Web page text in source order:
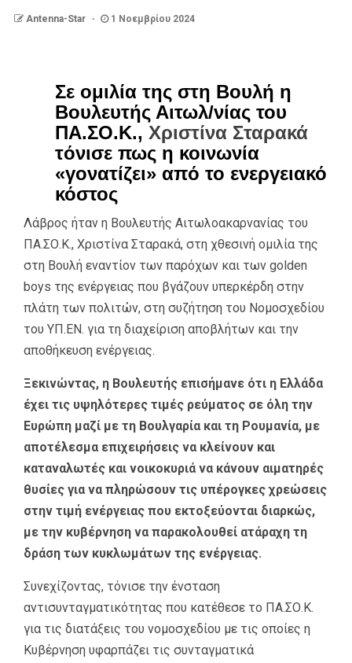
Antenna-Star 1 Νοεμβρίου 2024
Σε ομιλία της στη Βουλή η
Βουλευτής Αιτωλ/νίας του
ΠΑ.ΣΟ.Κ., Χριστίνα Σταρακά
τόνισε πως η κοινωνία
«γονατίζει» από το ενεργειακό
κόστος
Λάβρος ήταν η Βουλευτής Αιτωλοακαρνανίας του
ΠΑ.ΣΟ.Κ., Χριστίνα Σταρακά, στη χθεσινή ομιλία της
στη Βουλή εναντίον των παρόχων και των golden
boys της ενέργειας που βγάζουν υπερκέρδη στην
πλάτη των πολιτών, στη συζήτηση του Νομοσχεδίου
του YΠ.ΕΝ. για τη διαχείριση αποβλήτων και την
αποθήκευση ενέργειας.
Ξεκινώντας, η Βουλευτής επισήμανε ότι η Ελλάδα
έχει τις υψηλότερες τιμές ρεύματος σε όλη την
Ευρώπη μαζί με τη Βουλγαρία και τη Ρουμανία, με
αποτέλεσμα επιχειρήσεις να κλείνουν και
καταναλωτές και νοικοκυριά να κάνουν αιματηρές
θυσίες για να πληρώσουν τις υπέρογκες χρεώσεις
στην τιμή ενέργειας που εκτοξεύονται διαρκώς,
με την κυβέρνηση να παρακολουθεί ατάραχη τη
δράση των κυκλωμάτων της ενέργειας.
Συνεχίζοντας, τόνισε την ένσταση
αντισυνταγματικότητας που κατέθεσε το ΠΑ.ΣΟ.Κ.
για τις διατάξεις του νομοσχεδίου με τις οποίες η
Κυβέρνηση υφαρπάζει τις συνταγματικά